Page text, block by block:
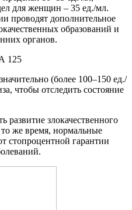
для женщин – 35 ед./мл.
проводят дополнительное
образований и
органов.
125
(более 100–150 ед./
чтобы отследить состояние
развитие злокачественного
же время, нормальные
стопроцентной гарантии